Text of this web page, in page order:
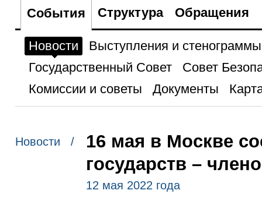
События Структура Обращения
Новости
Выступления и стенограммы
Государственный Совет
Совет
Комиссии и советы
Документы
Новости /
16 мая в Москве
государств –
12 мая 2022 года